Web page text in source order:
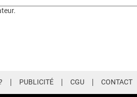
PUBLICITÉ CGU CONTACT